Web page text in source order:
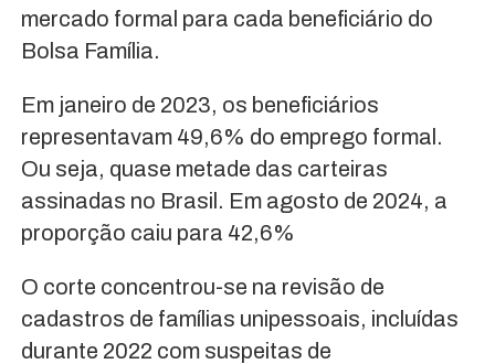
mercado formal para cada beneficiário do
Bolsa Família.
Em janeiro de 2023, os beneficiários
representavam 49,6% do emprego formal.
Ou seja, quase metade das carteiras
assinadas no Brasil. Em agosto de 2024, a
proporção caiu para 42,6%
O corte concentrou-se na revisão de
cadastros de famílias unipessoais, incluídas
durante 2022 com suspeitas de